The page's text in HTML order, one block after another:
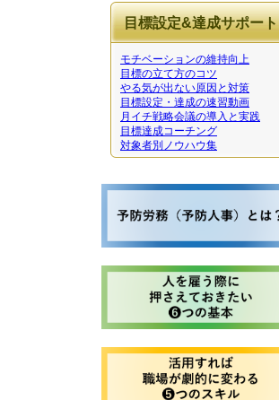
目標設定&達成サポート
モチベーションの維持向上
目標の立て方のコツ
やる気が出ない原因と対策
目標設定・達成の速習動画
月イチ戦略会議の導入と実践
目標達成コーチング
対象者別ノウハウ集